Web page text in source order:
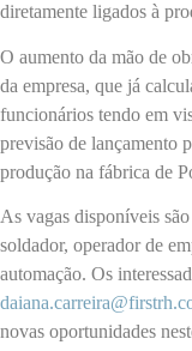
diretamente ligados à
O aumento da mão de
da empresa, que já
funcionários tendo em
previsão de lançamento
produção na fábrica de
As vagas disponíveis
soldador, operador de
automação. Os
novas oportunidades